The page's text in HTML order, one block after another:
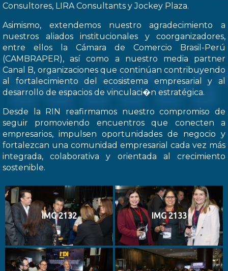
Consultores, LIRA Consultants y Jockey Plaza.
Asimismo, extendemos nuestro agradecimiento a
nuestros aliados institucionales y coorganizadores,
entre ellos la Cámara de Comercio Brasil-Perú
(CAMBRAPER), así como a nuestro media partner
Canal B, organizaciones que continúan contribuyendo
al fortalecimiento del ecosistema empresarial y al
desarrollo de espacios de vinculaci�n estratégica.
Desde la RIN reafirmamos nuestro compromiso de
seguir promoviendo encuentros que conecten a
empresarios, impulsen oportunidades de negocio y
fortalezcan una comunidad empresarial cada vez más
integrada, colaborativa y orientada al crecimiento
sostenible.
IMG 2132 IMG 2133